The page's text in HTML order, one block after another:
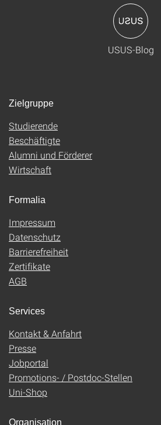
USUS-Blog
Zielgruppe
Studierende
Beschäftigte
Alumni und Förderer
Wirtschaft
Formalia
Impressum
Datenschutz
Barrierefreiheit
Zertifikate
AGB
Services
Kontakt & Anfahrt
Presse
Jobportal
Promotions- / Postdoc-Stellen
Uni-Shop
Organisation